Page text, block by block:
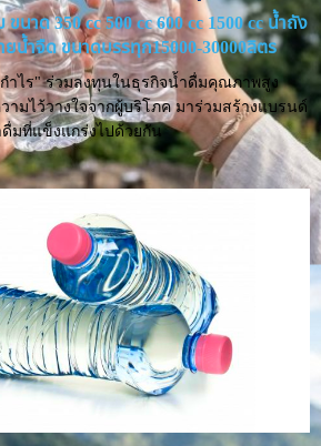
นาด 350 cc 500 cc 600 cc 1500 cc น้ำถัง
ยน้ำจืด ขนาดบรรทุก15000-30000ลิตร
ำไร" ร่วมลงทุนในธุรกิจน้ำดื่มคุณภาพสูง
มไว้วางใจจากผู้บริโภค มาร่วมสร้างแบรนด์
มที่แข็งแกร่งไปด้วยกัน